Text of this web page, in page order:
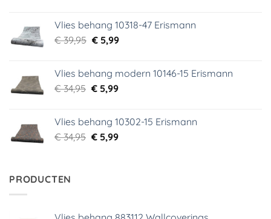
€ 29,95.€ 5,99.
Vlies behang 10318-47 Erismann
€39,95 Oorspronkelijke
€ 39,95.
€5,99Huidige
€ 5,99.
Vlies behang modern 10146-15 Erismann
€34,95 Oorspronkelijke
€ 34,95.
€5,99Huidige
€ 5,99.
Vlies behang 10302-15 Erismann
€34,95 Oorspronkelijke
€5,99Huidige
PRODUCTEN